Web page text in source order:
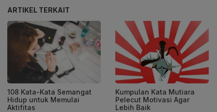
ARTIKEL TERKAIT
108 Kata-Kata Semangat
Hidup untuk Memulai
Aktifitas
Kumpulan Kata Mutiara
Pelecut Motivasi Agar
Lebih Baik